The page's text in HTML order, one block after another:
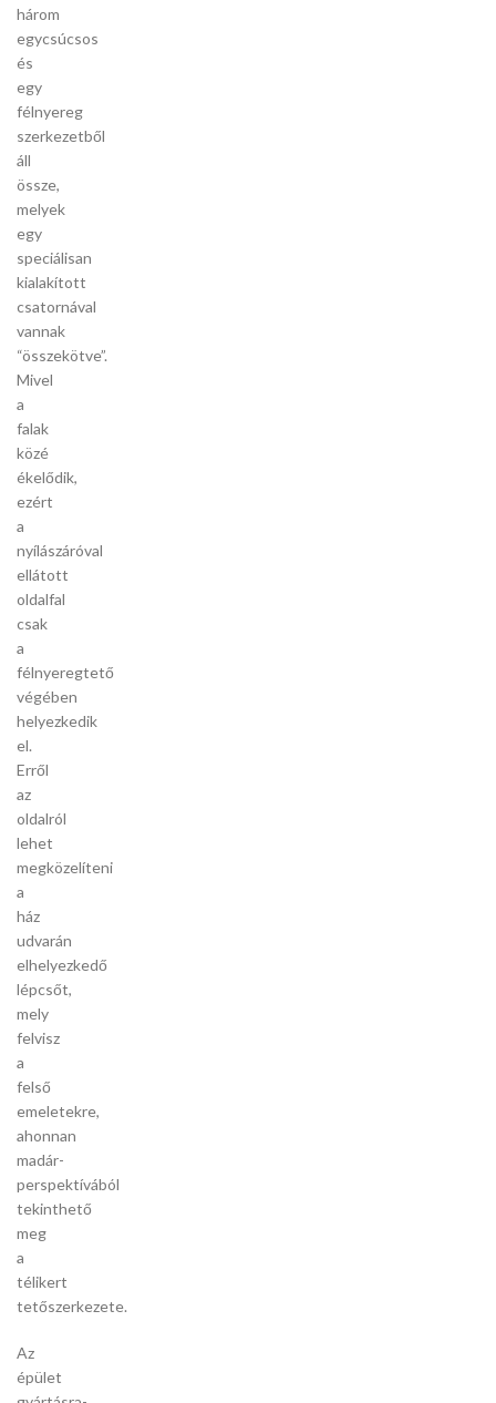
három
egycsúcsos
és
egy
félnyereg
szerkezetből
áll
össze,
melyek
egy
speciálisan
kialakított
csatornával
vannak
“összekötve”.
Mivel
a
falak
közé
ékelődik,
ezért
a
nyílászáróval
ellátott
oldalfal
csak
a
félnyeregtető
végében
helyezkedik
el.
Erről
az
oldalról
lehet
megközelíteni
a
ház
udvarán
elhelyezkedő
lépcsőt,
mely
felvisz
a
felső
emeletekre,
ahonnan
madár-
perspektívából
tekinthető
meg
a
télikert
tetőszerkezete.
Az
épület